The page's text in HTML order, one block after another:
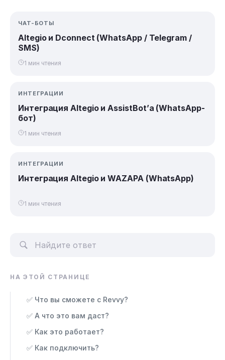
ЧАТ-БОТЫ
Altegio и Dconnect (WhatsApp / Telegram /
SMS)
1 мин чтения
ИНТЕГРАЦИИ
Интеграция Altegio и AssistBot’а (WhatsApp-
бот)
1 мин чтения
ИНТЕГРАЦИИ
Интеграция Altegio и WAZAPA (WhatsApp)
1 мин чтения
НА ЭТОЙ СТРАНИЦЕ
✅ Что вы сможете с Revvy?
✅ А что это вам даст?
✅ Как это работает?
✅ Как подключить?